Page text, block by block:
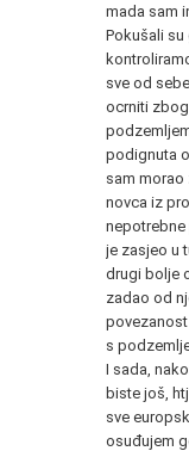
mada sam
Pokušali su
sve od
ocrniti
podignuta
sam morao
novca iz
nepotrebne
je zasjeo u
drugi bolje
zadao od
s
I sada,
biste još,
sve
osuđujem